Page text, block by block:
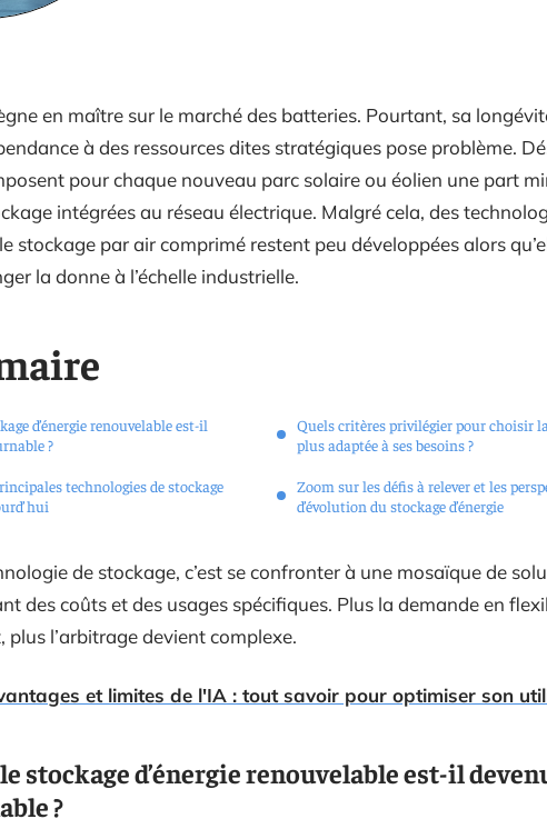
en maître sur le marché des batteries. Pourtant, sa
à des ressources dites stratégiques pose problème.
pour chaque nouveau parc solaire ou éolien une part
intégrées au réseau électrique. Malgré cela, des
stockage par air comprimé restent peu développées alors
la donne à l’échelle industrielle.
d’énergie renouvelable est-il
?
technologies de stockage
Quels critères privilégier pour choisir
plus adaptée à ses besoins ?
Zoom sur les défis à relever et les
d’évolution du stockage d’énergie
de stockage, c’est se confronter à une mosaïque de
des coûts et des usages spécifiques. Plus la demande en
l’arbitrage devient complexe.
et limites de l'IA : tout savoir pour optimiser son
stockage d’énergie renouvelable est-il
?